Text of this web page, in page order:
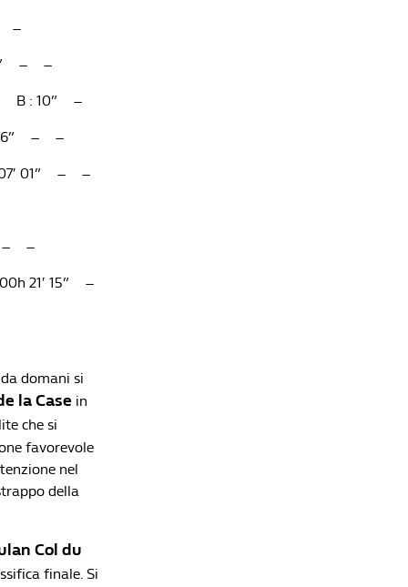
–
– –
B : 10” –
16” – –
07′ 01” – –
– –
21′ 15” –
domani si
la Case in
che si
favorevole
nel
della
Col du
finale. Si